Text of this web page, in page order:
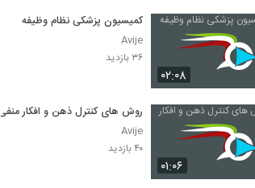
۰۲:۰۸
کمیسیون پزشکی نظام وظیفه
Avije
۳۶ بازدید
۰۱:۰۶
روش های کنترل ذهن و افکار منفی
Avije
۴۰ بازدید